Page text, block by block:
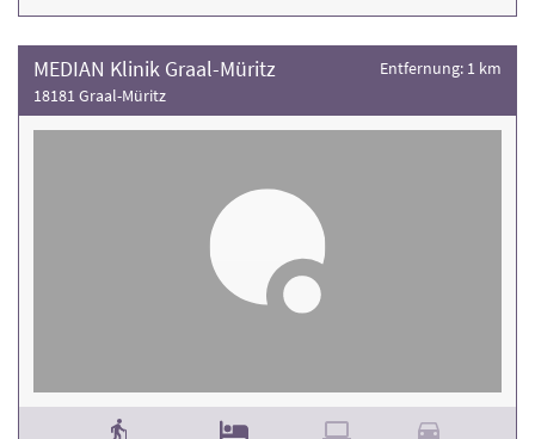
MEDIAN Klinik Graal-Müritz
18181 Graal-Müritz
Entfernung: 1 km